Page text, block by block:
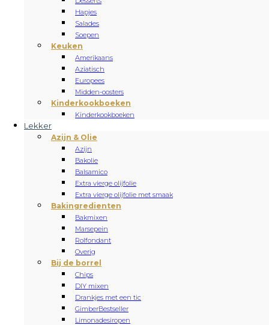
Hapjes
Salades
Soepen
Keuken
Amerikaans
Aziatisch
Europees
Midden-oosters
Kinderkookboeken
Kinderkookboeken
Lekker
Azijn & Olie
Azijn
Bakolie
Balsamico
Extra vierge olijfolie
Extra vierge olijfolie met smaak
Bakingredienten
Bakmixen
Marsepein
Rolfondant
Overig
Bij de borrel
Chips
DIY mixen
Drankjes met een tic
GimberBestseller
Limonadesiropen